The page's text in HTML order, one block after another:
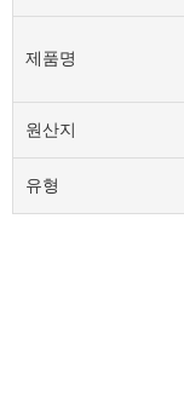
제품명
원산지
유형